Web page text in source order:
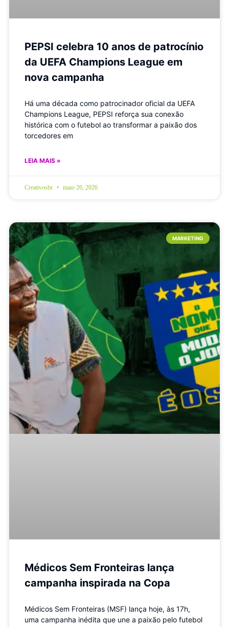
PEPSI celebra 10 anos de patrocínio
da UEFA Champions League em
nova campanha
Há uma década como patrocinador oficial da UEFA
Champions League, PEPSI reforça sua conexão
histórica com o futebol ao transformar a paixão dos
torcedores em
LEIA MAIS »
Creativosbr maio 26, 2026
MARKETING
Médicos Sem Fronteiras lança
campanha inspirada na Copa
Médicos Sem Fronteiras (MSF) lança hoje, às 17h,
uma campanha inédita que une a paixão pelo futebol